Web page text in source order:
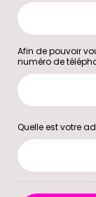
Afin de pouvoir
numéro de
Quelle est votre